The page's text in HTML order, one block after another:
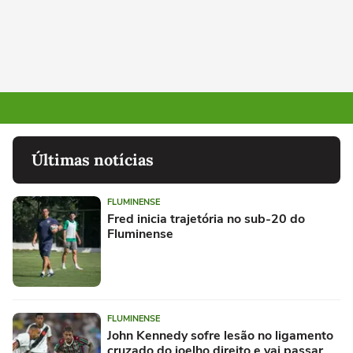
Últimas notícias
FLUMINENSE
Fred inicia trajetória no sub-20 do
Fluminense
FLUMINENSE
John Kennedy sofre lesão no ligamento